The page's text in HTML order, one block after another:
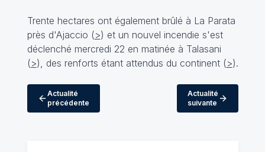
Trente hectares ont également brûlé à La Parata
près d'Ajaccio (>) et un nouvel incendie s'est
déclenché mercredi 22 en matinée à Talasani
(>), des renforts étant attendus du continent (>).
Actualité
précédente
Actualité
suivante